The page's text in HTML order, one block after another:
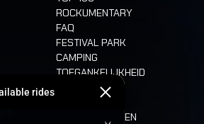
ROCKUMENTARY
FAQ
FESTIVAL PARK
CAMPING
TOEGANKELIJKHEID
CASHLESS
ETEN EN DRINKEN